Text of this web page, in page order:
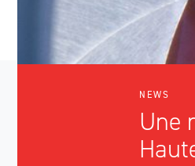
NEWS
Une